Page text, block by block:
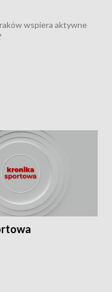
wspiera aktywne